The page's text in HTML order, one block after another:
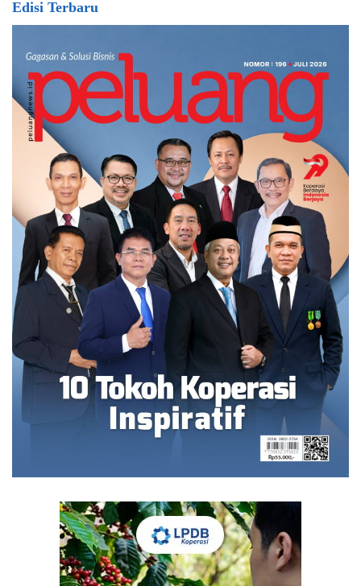
Edisi Terbaru